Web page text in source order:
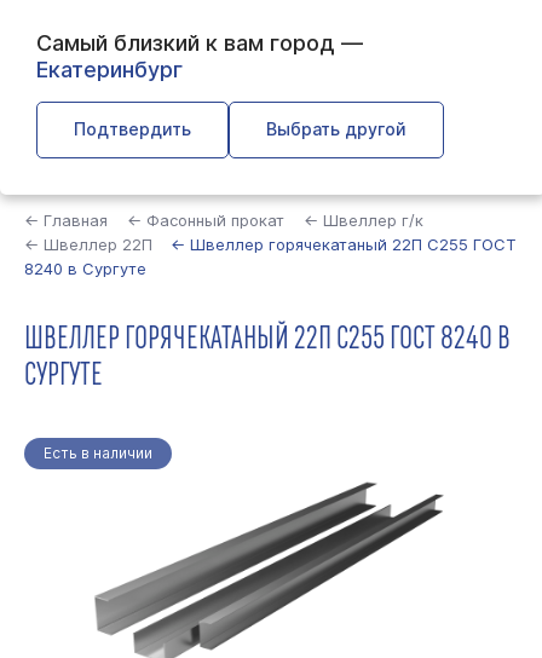
Самый близкий к вам город —
Екатеринбург
Подтвердить Выбрать другой
← Главная ← Фасонный прокат
← Швеллер г/к
← Швеллер 22П
← Швеллер горячекатаный 22П С255 ГОСТ
8240 в Сургуте
ШВЕЛЛЕР ГОРЯЧЕКАТАНЫЙ 22П С255 ГОСТ 8240 В
СУРГУТЕ
Есть в наличии